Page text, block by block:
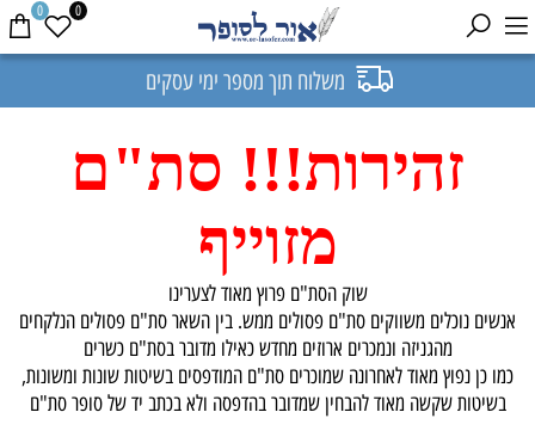
משלוח תוך מספר ימי עסקים
0 0
זהירות!!! סת"ם
מזוייף
שוק הסת"ם פרוץ מאוד לצערינו
אנשים נוכלים משווקים סת"ם פסולים ממש. בין השאר סת"ם פסולים הנלקחים
מהגניזה ונמכרים ארוזים מחדש כאילו מדובר בסת"ם כשרים
כמו כן נפוץ מאוד לאחרונה שמוכרים סת"ם המודפסים בשיטות שונות ומשונות,
בשיטות שקשה מאוד להבחין שמדובר בהדפסה ולא בכתב יד של סופר סת"ם